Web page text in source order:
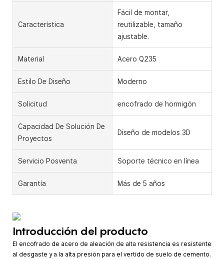
Característica
Fácil de montar,
reutilizable, tamaño
ajustable.
Material Acero Q235
Estilo De Diseño Moderno
Solicitud encofrado de hormigón
Capacidad De Solución De
Proyectos
Diseño de modelos 3D
Servicio Posventa Soporte técnico en línea
Garantía Más de 5 años
Introducción del producto
El encofrado de acero de aleación de alta resistencia es resistente
al desgaste y a la alta presión para el vertido de suelo de cemento.